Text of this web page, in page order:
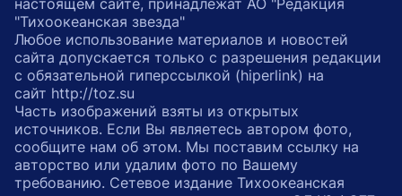
настоящем сайте, принадлежат АО "Редакция
"Тихоокеанская звезда"
Любое использование материалов и новостей
сайта допускается только с разрешения редакции
с обязательной гиперссылкой (hiperlink) на
сайт http://toz.su
Часть изображений взяты из открытых
источников. Если Вы являетесь автором фото,
сообщите нам об этом. Мы поставим ссылку на
авторство или удалим фото по Вашему
требованию. Сетевое издание Тихоокеанская